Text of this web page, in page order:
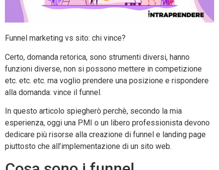
Funnel marketing vs sito: chi vince?
Certo, domanda retorica, sono strumenti diversi, hanno
funzioni diverse, non si possono mettere in competizione
etc. etc. etc. ma voglio prendere una posizione e rispondere
alla domanda: vince il funnel.
In questo articolo spiegherò perchè, secondo la mia
esperienza, oggi una PMI o un libero professionista devono
dedicare più risorse alla creazione di funnel e landing page
piuttosto che all’implementazione di un sito web.